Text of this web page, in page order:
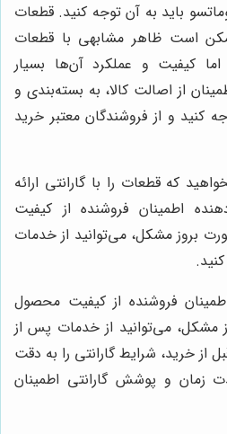
باید به آن توجه کنید. قطعات
است ظاهر مشابهی با قطعات
کیفیت و عملکرد آن‌ها بسیار
از اصالت کالا، به بسته‌بندی و
کنید و از فروشندگان معتبر خرید
که قطعات را با گارانتی ارائه
اطمینان فروشنده از کیفیت
بروز مشکل، می‌توانید از خدمات
فروشنده از کیفیت محصول
می‌توانید از خدمات پس از
از خرید، شرایط گارانتی را به دقت
زمان و پوشش گارانتی اطمینان